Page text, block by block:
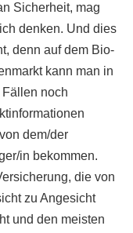
– 18:00 Uhr
– 22:00 Uhr
08:00 – 13:00 Uhr
– 14:00 Uhr
– 17:00 Uhr
Sicherheit, mag
denken. Und dies
denn auf dem Bio-
kann man in
noch
dem/der
in bekommen.
die von
zu Angesicht
und den meisten